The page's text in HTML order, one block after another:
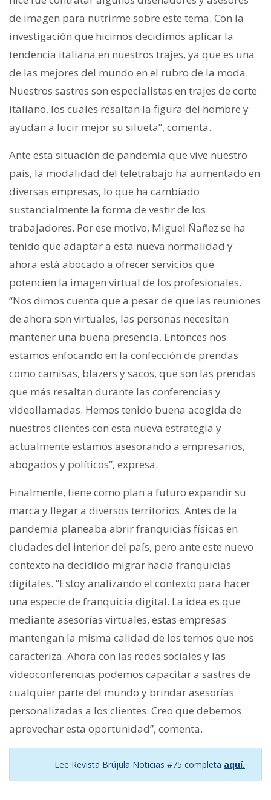
de imagen para nutrirme sobre este tema. Con la
investigación que hicimos decidimos aplicar la
tendencia italiana en nuestros trajes, ya que es una
de las mejores del mundo en el rubro de la moda.
Nuestros sastres son especialistas en trajes de corte
italiano, los cuales resaltan la figura del hombre y
ayudan a lucir mejor su silueta”, comenta.
Ante esta situación de pandemia que vive nuestro
país, la modalidad del teletrabajo ha aumentado en
diversas empresas, lo que ha cambiado
sustancialmente la forma de vestir de los
trabajadores. Por ese motivo, Miguel Ñañez se ha
tenido que adaptar a esta nueva normalidad y
ahora está abocado a ofrecer servicios que
potencien la imagen virtual de los profesionales.
“Nos dimos cuenta que a pesar de que las reuniones
de ahora son virtuales, las personas necesitan
mantener una buena presencia. Entonces nos
estamos enfocando en la confección de prendas
como camisas, blazers y sacos, que son las prendas
que más resaltan durante las conferencias y
videollamadas. Hemos tenido buena acogida de
nuestros clientes con esta nueva estrategia y
actualmente estamos asesorando a empresarios,
abogados y políticos”, expresa.
Finalmente, tiene como plan a futuro expandir su
marca y llegar a diversos territorios. Antes de la
pandemia planeaba abrir franquicias físicas en
ciudades del interior del país, pero ante este nuevo
contexto ha decidido migrar hacia franquicias
digitales. “Estoy analizando el contexto para hacer
una especie de franquicia digital. La idea es que
mediante asesorías virtuales, estas empresas
mantengan la misma calidad de los ternos que nos
caracteriza. Ahora con las redes sociales y las
videoconferencias podemos capacitar a sastres de
cualquier parte del mundo y brindar asesorías
personalizadas a los clientes. Creo que debemos
aprovechar esta oportunidad”, comenta.
Lee Revista Brújula Noticias #75 completa aquí.